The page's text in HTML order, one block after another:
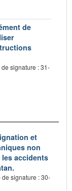
de
de signature : 31-
et
non
les accidents
de signature : 30-